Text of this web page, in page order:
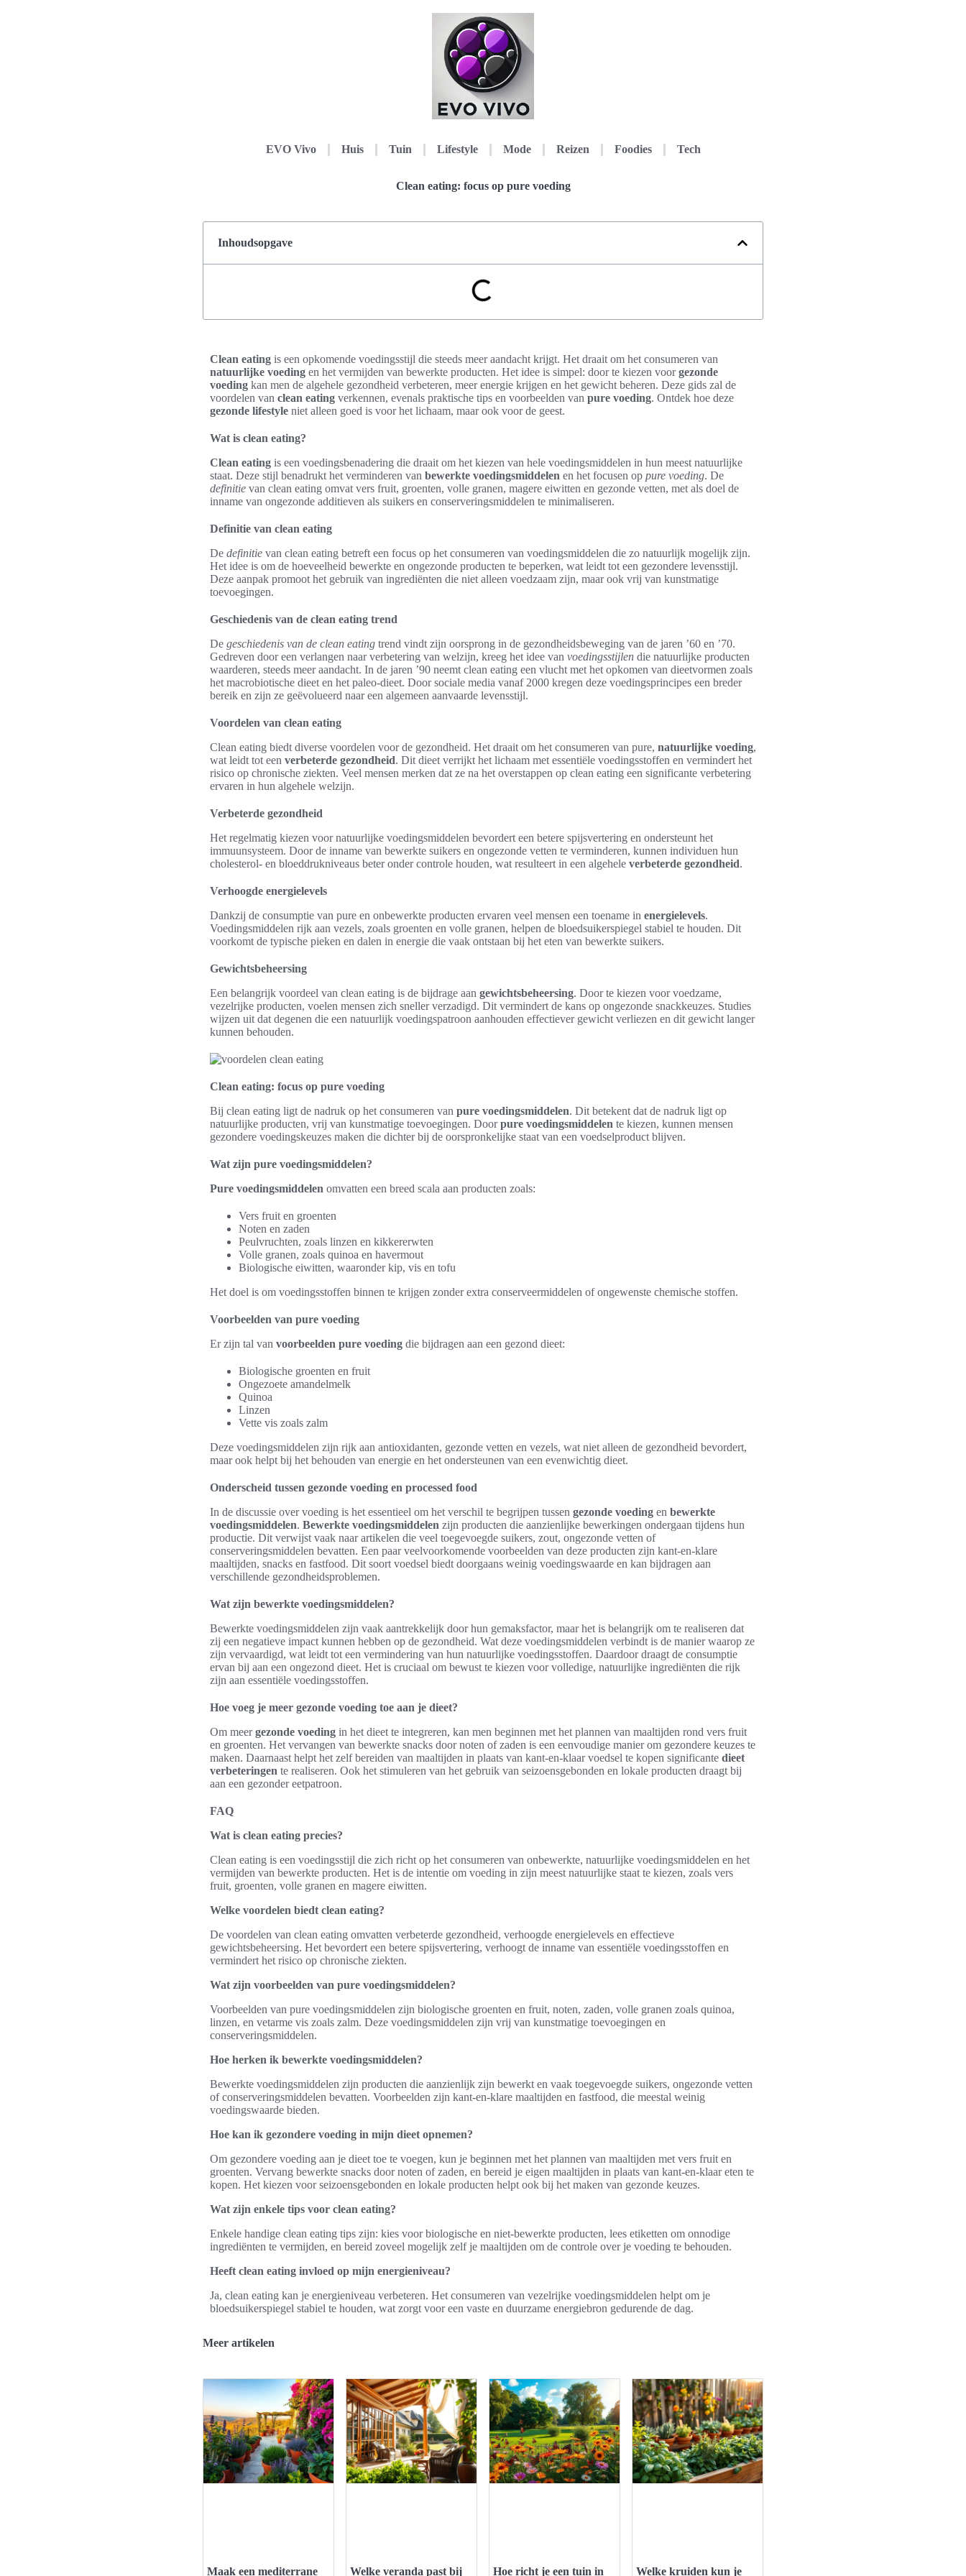
EVO Vivo Huis Tuin Lifestyle Mode Reizen Foodies Tech
Clean eating: focus op pure voeding
Inhoudsopgave
Clean eating is een opkomende voedingsstijl die steeds meer aandacht krijgt. Het draait om het consumeren van
natuurlijke voeding en het vermijden van bewerkte producten. Het idee is simpel: door te kiezen voorgezonde
voeding kan men de algehele gezondheid verbeteren, meer energie krijgen en het gewicht beheren. Deze gids zal de
voordelen van clean eating verkennen, evenals praktische tips en voorbeelden van pure voeding. Ontdek hoe deze
gezonde lifestyle niet alleen goed is voor het lichaam, maar ook voor de geest.
Wat is clean eating?
Clean eating is een voedingsbenadering die draait om het kiezen van hele voedingsmiddelen in hun meest natuurlijke
staat. Deze stijl benadrukt het verminderen van bewerkte voedingsmiddelen en het focusen op pure voeding. De
definitie van clean eating omvat vers fruit, groenten, volle granen, magere eiwitten en gezonde vetten, met als doel de
inname van ongezonde additieven als suikers en conserveringsmiddelen te minimaliseren.
Definitie van clean eating
De definitie van clean eating betreft een focus op het consumeren van voedingsmiddelen die zo natuurlijk mogelijk zijn.
Het idee is om de hoeveelheid bewerkte en ongezonde producten te beperken, wat leidt tot een gezondere levensstijl.
Deze aanpak promoot het gebruik van ingrediënten die niet alleen voedzaam zijn, maar ook vrij van kunstmatige
toevoegingen.
Geschiedenis van de clean eating trend
De geschiedenis van de clean eating trend vindt zijn oorsprong in de gezondheidsbeweging van de jaren ’60 en ’70.
Gedreven door een verlangen naar verbetering van welzijn, kreeg het idee van voedingsstijlen die natuurlijke producten
waarderen, steeds meer aandacht. In de jaren ’90 neemt clean eating een vlucht met het opkomen van dieetvormen zoals
het macrobiotische dieet en het paleo-dieet. Door sociale media vanaf 2000 kregen deze voedingsprincipes een breder
bereik en zijn ze geëvolueerd naar een algemeen aanvaarde levensstijl.
Voordelen van clean eating
Clean eating biedt diverse voordelen voor de gezondheid. Het draait om het consumeren van pure, natuurlijke voeding,
wat leidt tot een verbeterde gezondheid. Dit dieet verrijkt het lichaam met essentiële voedingsstoffen en vermindert het
risico op chronische ziekten. Veel mensen merken dat ze na het overstappen op clean eating een significante verbetering
ervaren in hun algehele welzijn.
Verbeterde gezondheid
Het regelmatig kiezen voor natuurlijke voedingsmiddelen bevordert een betere spijsvertering en ondersteunt het
immuunsysteem. Door de inname van bewerkte suikers en ongezonde vetten te verminderen, kunnen individuen hun
cholesterol- en bloeddrukniveaus beter onder controle houden, wat resulteert in een algehele verbeterde gezondheid.
Verhoogde energielevels
Dankzij de consumptie van pure en onbewerkte producten ervaren veel mensen een toename in energielevels.
Voedingsmiddelen rijk aan vezels, zoals groenten en volle granen, helpen de bloedsuikerspiegel stabiel te houden. Dit
voorkomt de typische pieken en dalen in energie die vaak ontstaan bij het eten van bewerkte suikers.
Gewichtsbeheersing
Een belangrijk voordeel van clean eating is de bijdrage aan gewichtsbeheersing. Door te kiezen voor voedzame,
vezelrijke producten, voelen mensen zich sneller verzadigd. Dit vermindert de kans op ongezonde snackkeuzes. Studies
wijzen uit dat degenen die een natuurlijk voedingspatroon aanhouden effectiever gewicht verliezen en dit gewicht langer
kunnen behouden.
Clean eating: focus op pure voeding
Bij clean eating ligt de nadruk op het consumeren van pure voedingsmiddelen. Dit betekent dat de nadruk ligt op
natuurlijke producten, vrij van kunstmatige toevoegingen. Doorpure voedingsmiddelen te kiezen, kunnen mensen
gezondere voedingskeuzes maken die dichter bij de oorspronkelijke staat van een voedselproduct blijven.
Wat zijn pure voedingsmiddelen?
Pure voedingsmiddelen omvatten een breed scala aan producten zoals:
Vers fruit en groenten
Noten en zaden
Peulvruchten, zoals linzen en kikkererwten
Volle granen, zoals quinoa en havermout
Biologische eiwitten, waaronder kip, vis en tofu
Het doel is om voedingsstoffen binnen te krijgen zonder extra conserveermiddelen of ongewenste chemische stoffen.
Voorbeelden van pure voeding
Er zijn tal van voorbeelden pure voeding die bijdragen aan een gezond dieet:
Biologische groenten en fruit
Ongezoete amandelmelk
Quinoa
Linzen
Vette vis zoals zalm
Deze voedingsmiddelen zijn rijk aan antioxidanten, gezonde vetten en vezels, wat niet alleen de gezondheid bevordert,
maar ook helpt bij het behouden van energie en het ondersteunen van een evenwichtig dieet.
Onderscheid tussen gezonde voeding en processed food
In de discussie over voeding is het essentieel om het verschil te begrijpen tussen gezonde voeding en bewerkte
voedingsmiddelen. Bewerkte voedingsmiddelen zijn producten die aanzienlijke bewerkingen ondergaan tijdens hun
productie. Dit verwijst vaak naar artikelen die veel toegevoegde suikers, zout, ongezonde vetten of
conserveringsmiddelen bevatten. Een paar veelvoorkomende voorbeelden van deze producten zijn kant-en-klare
maaltijden, snacks en fastfood. Dit soort voedsel biedt doorgaans weinig voedingswaarde en kan bijdragen aan
verschillende gezondheidsproblemen.
Wat zijn bewerkte voedingsmiddelen?
Bewerkte voedingsmiddelen zijn vaak aantrekkelijk door hun gemaksfactor, maar het is belangrijk om te realiseren dat
zij een negatieve impact kunnen hebben op de gezondheid. Wat deze voedingsmiddelen verbindt is de manier waarop ze
zijn vervaardigd, wat leidt tot een vermindering van hun natuurlijke voedingsstoffen. Daardoor draagt de consumptie
ervan bij aan een ongezond dieet. Het is cruciaal om bewust te kiezen voor volledige, natuurlijke ingrediënten die rijk
zijn aan essentiële voedingsstoffen.
Hoe voeg je meer gezonde voeding toe aan je dieet?
Om meergezonde voeding in het dieet te integreren, kan men beginnen met het plannen van maaltijden rond vers fruit
en groenten. Het vervangen van bewerkte snacks door noten of zaden is een eenvoudige manier om gezondere keuzes te
maken. Daarnaast helpt het zelf bereiden van maaltijden in plaats van kant-en-klaar voedsel te kopen significante dieet
verbeteringen te realiseren. Ook het stimuleren van het gebruik van seizoensgebonden en lokale producten draagt bij
aan een gezonder eetpatroon.
FAQ
Wat is clean eating precies?
Clean eating is een voedingsstijl die zich richt op het consumeren van onbewerkte, natuurlijke voedingsmiddelen en het
vermijden van bewerkte producten. Het is de intentie om voeding in zijn meest natuurlijke staat te kiezen, zoals vers
fruit, groenten, volle granen en magere eiwitten.
Welke voordelen biedt clean eating?
De voordelen van clean eating omvatten verbeterde gezondheid, verhoogde energielevels en effectieve
gewichtsbeheersing. Het bevordert een betere spijsvertering, verhoogt de inname van essentiële voedingsstoffen en
vermindert het risico op chronische ziekten.
Wat zijn voorbeelden van pure voedingsmiddelen?
Voorbeelden van pure voedingsmiddelen zijn biologische groenten en fruit, noten, zaden, volle granen zoals quinoa,
linzen, en vetarme vis zoals zalm. Deze voedingsmiddelen zijn vrij van kunstmatige toevoegingen en
conserveringsmiddelen.
Hoe herken ik bewerkte voedingsmiddelen?
Bewerkte voedingsmiddelen zijn producten die aanzienlijk zijn bewerkt en vaak toegevoegde suikers, ongezonde vetten
of conserveringsmiddelen bevatten. Voorbeelden zijn kant-en-klare maaltijden en fastfood, die meestal weinig
voedingswaarde bieden.
Hoe kan ik gezondere voeding in mijn dieet opnemen?
Om gezondere voeding aan je dieet toe te voegen, kun je beginnen met het plannen van maaltijden met vers fruit en
groenten. Vervang bewerkte snacks door noten of zaden, en bereid je eigen maaltijden in plaats van kant-en-klaar eten te
kopen. Het kiezen voor seizoensgebonden en lokale producten helpt ook bij het maken van gezonde keuzes.
Wat zijn enkele tips voor clean eating?
Enkele handige clean eating tips zijn: kies voor biologische en niet-bewerkte producten, lees etiketten om onnodige
ingrediënten te vermijden, en bereid zoveel mogelijk zelf je maaltijden om de controle over je voeding te behouden.
Heeft clean eating invloed op mijn energieniveau?
Ja, clean eating kan je energieniveau verbeteren. Het consumeren van vezelrijke voedingsmiddelen helpt om je
bloedsuikerspiegel stabiel te houden, wat zorgt voor een vaste en duurzame energiebron gedurende de dag.
Meer artikelen
Maak een mediterrane Welke veranda past bij Hoe richt je een tuin in Welke kruiden kun je